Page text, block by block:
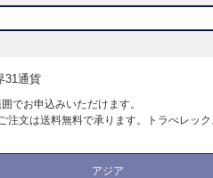
31通貨
でお申込みいただけます。
文は送料無料で承ります。トラべレッ
アジア